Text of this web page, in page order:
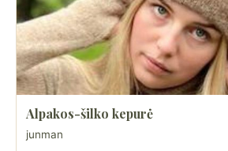
Alpakos-šilko kepurė
junman